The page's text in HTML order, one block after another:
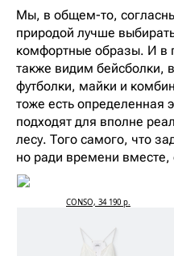
Мы, в общем-то,
природой лучше
комфортные образы. И в
также видим бейсболки,
футболки, майки и
тоже есть определенная
подходят для вполне
лесу. Того самого, что
но ради времени вместе,
CONSO, 34 190 р.